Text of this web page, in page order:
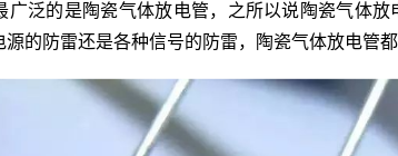
广泛的是陶瓷气体放电管，之所以说陶瓷气体
源的防雷还是各种信号的防雷，陶瓷气体放电管